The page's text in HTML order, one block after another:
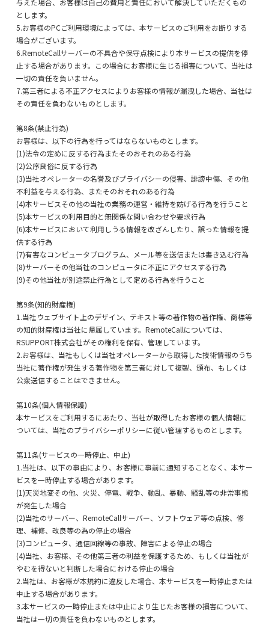
与えた場合、お客様は自己の費用と責任において解決していただくもの
とします。
5.お客様のPCご利用環境によっては、本サービスのご利用をお断りする
場合がございます。
6.RemoteCallサーバーの不具合や保守点検により本サービスの提供を停
止する場合があります。この場合にお客様に生じる損害について、当社は
一切の責任を負いません。
7.第三者による不正アクセスによりお客様の情報が漏洩した場合、当社は
その責任を負わないものとします。
第8条(禁止行為)
お客様は、以下の行為を行ってはならないものとします。
(1)法令の定めに反する行為またそのおそれのある行為
(2)公序良俗に反する行為
(3)当社オペレーターの名誉及びプライバシーの侵害、誹謗中傷、その他
不利益を与える行為、またそのおそれのある行為
(4)本サービスその他の当社の業務の運営・維持を妨げる行為を行うこと
(5)本サービスの利用目的と無関係な問い合わせや要求行為
(6)本サービスにおいて利用しうる情報を改ざんしたり、誤った情報を提
供する行為
(7)有害なコンピュータプログラム、メール等を送信または書き込む行為
(8)サーバーその他当社のコンピュータに不正にアクセスする行為
(9)その他当社が別途禁止行為として定める行為を行うこと
第9条(知的財産権)
1.当社ウェブサイト上のデザイン、テキスト等の著作物の著作権、商標等
の知的財産権は当社に帰属しています。RemoteCallについては、
RSUPPORT株式会社がその権利を保有、管理しています。
2.お客様は、当社もしくは当社オペレーターから取得した技術情報のうち
当社に著作権が発生する著作物を第三者に対して複製、頒布、もしくは
公衆送信することはできません。
第10条(個人情報保護)
本サービスをご利用するにあたり、当社が取得したお客様の個人情報に
ついては、当社のプライバシーポリシーに従い管理するものとします。
第11条(サービスの一時停止、中止)
1.当社は、以下の事由により、お客様に事前に通知することなく、本サー
ビスを一時停止する場合があります。
(1)天災地変その他、火災、停電、戦争、動乱、暴動、騒乱等の非常事態
が発生した場合
(2)当社のサーバー、RemoteCallサーバー、ソフトウェア等の点検、修
理、補修、改良等の為の停止の場合
(3)コンピュータ、通信回線等の事故、障害による停止の場合
(4)当社、お客様、その他第三者の利益を保護するため、もしくは当社が
やむを得ないと判断した場合における停止の場合
2.当社は、お客様が本規約に違反した場合、本サービスを一時停止または
中止する場合があります。
3.本サービスの一時停止または中止により生じたお客様の損害について、
当社は一切の責任を負わないものとします。